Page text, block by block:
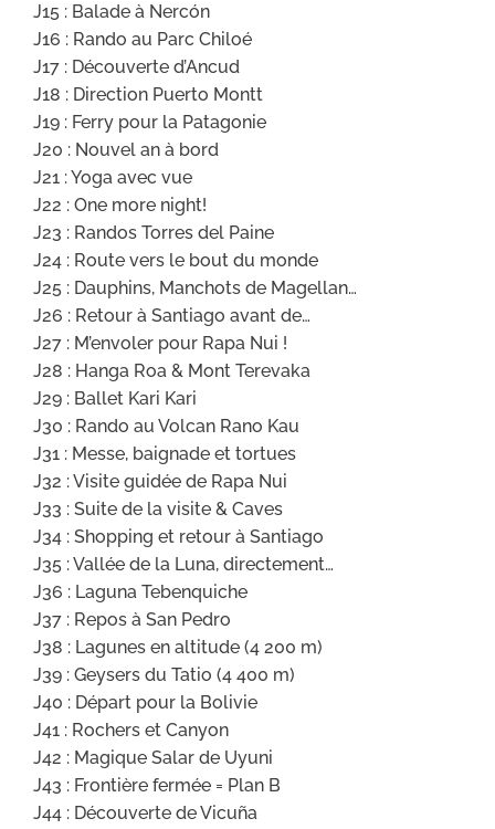
J15 : Balade à Nercón
J16 : Rando au Parc Chiloé
J17 : Découverte d’Ancud
J18 : Direction Puerto Montt
J19 : Ferry pour la Patagonie
J20 : Nouvel an à bord
J21 : Yoga avec vue
J22 : One more night!
J23 : Randos Torres del Paine
J24 : Route vers le bout du monde
J25 : Dauphins, Manchots de Magellan…
J26 : Retour à Santiago avant de…
J27 : M’envoler pour Rapa Nui !
J28 : Hanga Roa & Mont Terevaka
J29 : Ballet Kari Kari
J30 : Rando au Volcan Rano Kau
J31 : Messe, baignade et tortues
J32 : Visite guidée de Rapa Nui
J33 : Suite de la visite & Caves
J34 : Shopping et retour à Santiago
J35 : Vallée de la Luna, directement…
J36 : Laguna Tebenquiche
J37 : Repos à San Pedro
J38 : Lagunes en altitude (4 200 m)
J39 : Geysers du Tatio (4 400 m)
J40 : Départ pour la Bolivie
J41 : Rochers et Canyon
J42 : Magique Salar de Uyuni
J43 : Frontière fermée = Plan B
J44 : Découverte de Vicuña